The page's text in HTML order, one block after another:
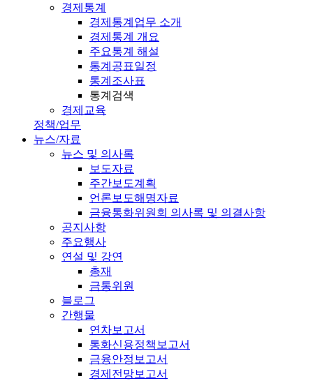
경제통계
경제통계업무 소개
경제통계 개요
주요통계 해설
통계공표일정
통계조사표
통계검색
경제교육
정책/업무
뉴스/자료
뉴스 및 의사록
보도자료
주간보도계획
언론보도해명자료
금융통화위원회 의사록 및 의결사항
공지사항
주요행사
연설 및 강연
총재
금통위원
블로그
간행물
연차보고서
통화신용정책보고서
금융안정보고서
경제전망보고서